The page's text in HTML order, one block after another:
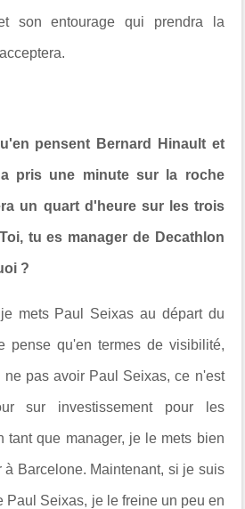
son entourage qui prendra la
pensent Bernard Hinault et
pris une minute sur la roche
un quart d'heure sur les trois
tu es manager de Decathlon
?
mets Paul Seixas au départ du
pense qu'en termes de visibilité,
pas avoir Paul Seixas, ce n'est
sur investissement pour les
tant que manager, je le mets bien
à Barcelone. Maintenant, si je suis
Paul Seixas, je le freine un peu en